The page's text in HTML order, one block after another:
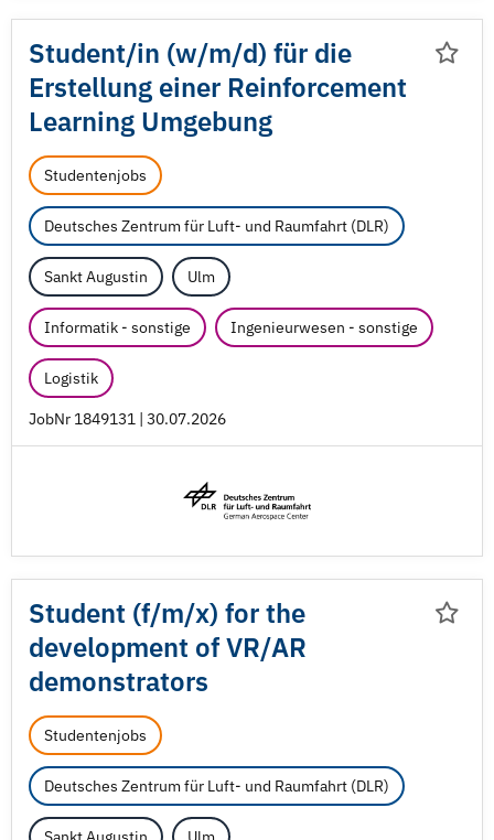
Student/in (w/m/d) für die
Erstellung einer Reinforcement
Learning Umgebung
Studentenjobs
Deutsches Zentrum für Luft- und Raumfahrt (DLR)
Sankt Augustin Ulm
Informatik - sonstige Ingenieurwesen - sonstige
Logistik
JobNr 1849131 | 30.07.2026
Student (f/m/x) for the
development of VR/AR
demonstrators
Studentenjobs
Deutsches Zentrum für Luft- und Raumfahrt (DLR)